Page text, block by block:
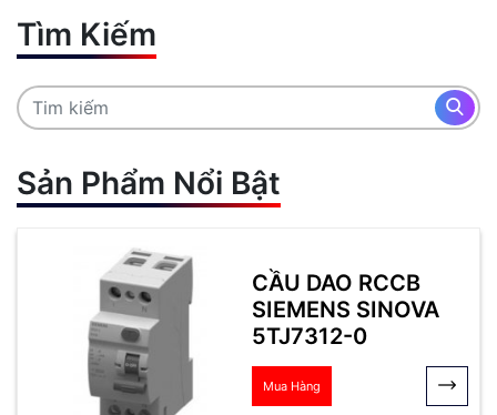
Tìm Kiếm
Sản Phẩm Nổi Bật
CẦU DAO RCCB
SIEMENS SINOVA
5TJ7312-0
Mua Hàng